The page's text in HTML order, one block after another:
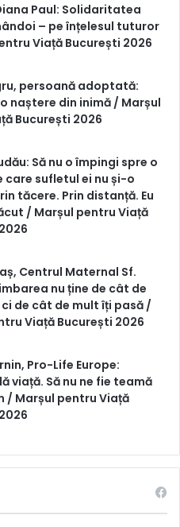
Paul: Solidaritatea
– pe înțelesul tuturor
Viață București 2026
persoană adoptată:
naștere din inimă / Marșul
București 2026
Să nu o împingi spre o
care sufletul ei nu și-o
tăcere. Prin distanță. Eu
/ Marșul pentru Viață
Centrul Maternal Sf.
nu ține de cât de
de cât de mult îți pasă /
Viață București 2026
Pro-Life Europe:
viață. Să nu ne fie teamă
/ Marșul pentru Viață